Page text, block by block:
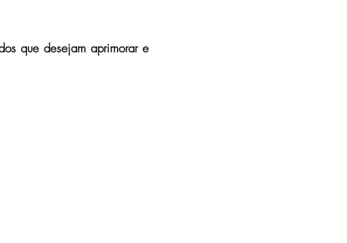
que desejam aprimorar e